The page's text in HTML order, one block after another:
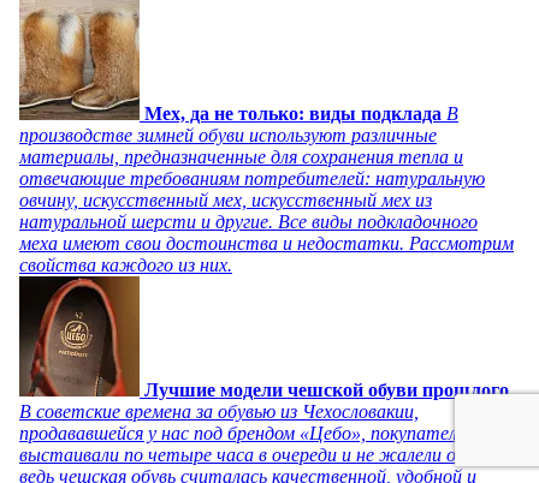
Мех, да не только: виды подклада В
производстве зимней обуви используют различные
материалы, предназначенные для сохранения тепла и
отвечающие требованиям потребителей: натуральную
овчину, искусственный мех, искусственный мех из
натуральной шерсти и другие. Все виды подкладочного
меха имеют свои достоинства и недостатки. Рассмотрим
свойства каждого из них.
Лучшие модели чешской обуви прошлого
В советские времена за обувью из Чехословакии,
продававшейся у нас под брендом «Цебо», покупатели
выстаивали по четыре часа в очереди и не жалели об этом,
ведь чешская обувь считалась качественной, удобной и